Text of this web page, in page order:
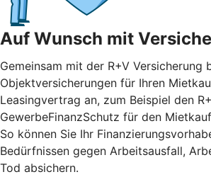
Auf Wunsch mit
Gemeinsam mit der R+V Versicherung
Objektversicherungen für Ihren
Leasingvertrag an, zum Beispiel den
GewerbeFinanzSchutz für den
So können Sie Ihr
Bedürfnissen gegen Arbeitsausfall,
Tod absichern.